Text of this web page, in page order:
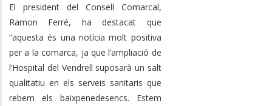
El president del Consell Comarcal,
Ramon Ferré, ha destacat que
“aquesta és una notícia molt positiva
per a la comarca, ja que l’ampliació de
l’Hospital del Vendrell suposarà un salt
qualitatiu en els serveis sanitaris que
rebem els baixpenedesencs. Estem